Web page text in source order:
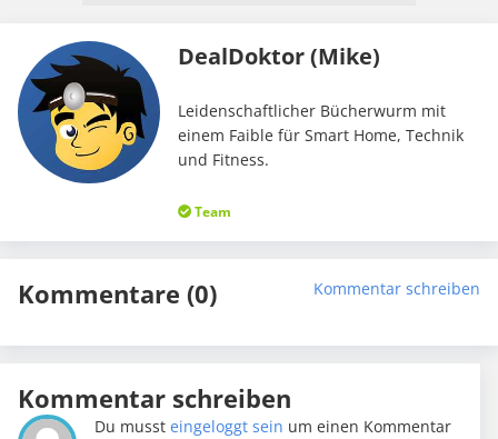
DealDoktor (Mike)
Leidenschaftlicher Bücherwurm mit
einem Faible für Smart Home, Technik
und Fitness.
Team
Kommentare (0) Kommentar schreiben
Kommentar schreiben
Du mussteingeloggt sein um einen Kommentar